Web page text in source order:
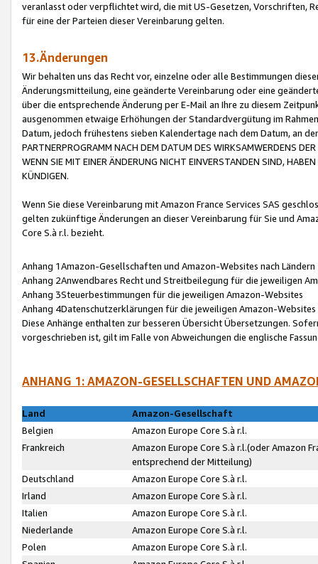
veranlasst oder verpflichtet wird, die mit US-Gesetzen, Vorschriften,
für eine der Parteien dieser Vereinbarung gelten.
13.Änderungen
Wir behalten uns das Recht vor, einzelne oder alle Bestimmungen
Änderungsmitteilung, eine geänderte Vereinbarung oder eine
über die entsprechende Änderung per E-Mail an Ihre zu diesem
ausgenommen etwaige Erhöhungen der Standardvergütung im
Datum, jedoch frühestens sieben Kalendertage nach dem Datum, an
PARTNERPROGRAMM NACH DEM DATUM DES WIRKSAMWERDENS
WENN SIE MIT EINER ÄNDERUNG NICHT EINVERSTANDEN SIND,
KÜNDIGEN.
Wenn Sie diese Vereinbarung mit Amazon France Services SAS
gelten zukünftige Änderungen an dieser Vereinbarung für Sie und
Core S.à r.l. bezieht.
Anhang 1Amazon-Gesellschaften und Amazon-Websites nach Ländern
Anhang 2Anwendbares Recht und Streitbeilegung für die jeweiligen
Anhang 3Steuerbestimmungen für die jeweiligen Amazon-Websites
Anhang 4Datenschutzerklärungen für die jeweiligen Amazon-Websites
Diese Anhänge enthalten zur besseren Übersicht Übersetzungen.
vorgeschrieben ist, gilt im Falle von Abweichungen die englische
ANHANG 1: AMAZON-GESELLSCHAFTEN UND
Land
Amazon-Gesellschaft
Belgien
Amazon Europe Core S.à r.l.
Frankreich
Amazon Europe Core S.à r.l.(oder Amazon
entsprechend der Mitteilung)
Deutschland
Amazon Europe Core S.à r.l.
Irland
Amazon Europe Core S.à r.l.
Italien
Amazon Europe Core S.à r.l.
Niederlande
Amazon Europe Core S.à r.l.
Polen
Amazon Europe Core S.à r.l.